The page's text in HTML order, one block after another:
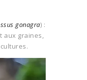
gonagra) :
aux graines,